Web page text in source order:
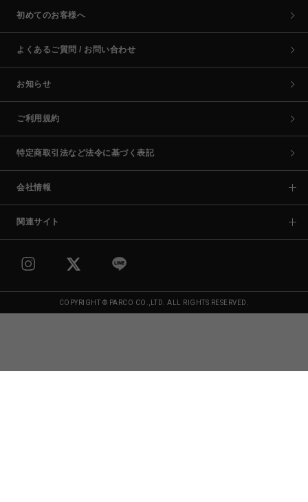
初めてのお客様へ
よくあるご質問 / お問い合わせ
お知らせ
ご利用規約
特定商取引法など法令に基づく表記
会社情報
関連サイト
COPYRIGHT © PARCO CO.,LTD. ALL RIGHTS RESERVED.